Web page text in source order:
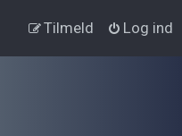
Log ind
Tilmeld